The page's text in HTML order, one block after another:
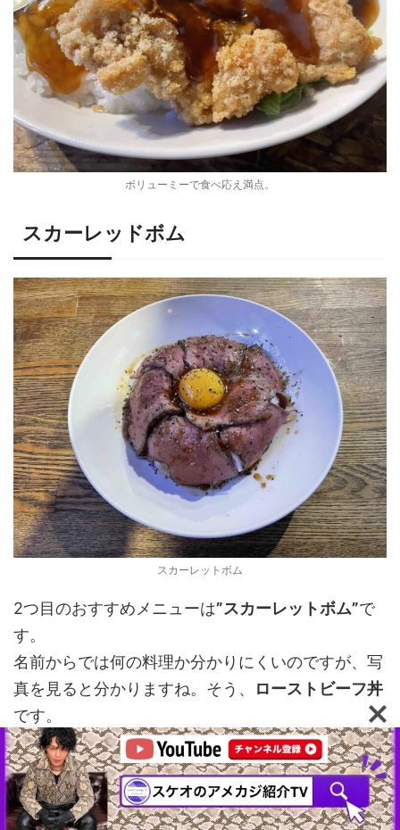
ボリューミーで食べ応え満点。
スカーレッドボム
スカーレットボム
2つ目のおすすめメニューは”スカーレットボム”で
す。
名前からでは何の料理か分かりにくいのですが、写
真を見ると分かりますね。そう、
ローストビーフ丼
です。
肉厚のローストビーフと旨さを引き上げるタレ。そ
して玉子の黄身がまろやかな味わい。
量はロコモコに比べると少なめなので、サイドメニ